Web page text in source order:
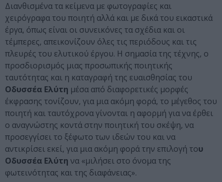
Διανθισμένα τα κείμενα με φωτογραφίες και
χειρόγραφα του ποιητή αλλά και με δικά του εικαστικά
έργα, όπως είναι οι συνεικόνες τα σχέδια και οι
τέμπερες, απεικονίζουν όλες τις περιόδους και τις
πλευρές του ελυτικού έργου. Η σημασία της τέχνης, ο
προσδιορισμός μιας προσωπικής ποιητικής
ταυτότητας και η καταγραφή της ευαισθησίας του
Οδυσσέα Ελύτη μέσα από διαφορετικές μορφές
έκφρασης τονίζουν, για μια ακόμη φορά, το μέγεθος του
ποιητή και ταυτόχρονα γίνονται η αφορμή για να έρθει
ο αναγνώστης κοντά στην ποιητική του σκέψη, να
προσεγγίσει το ξέφωτο των ιδεών του και να
αντικρίσει εκεί, για μια ακόμη φορά την επιλογή του
Οδυσσέα Ελύτη να «μιλήσει στο όνομα της
φωτεινότητας και της διαφάνειας».